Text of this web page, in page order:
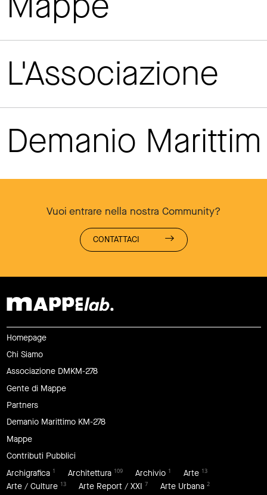
L'Associazione
Demanio
Vuoi entrare nella nostra Community?
CONTATTACI
Homepage
Chi Siamo
Associazione DMKM-278
Gente di Mappe
Partners
Demanio Marittimo KM-278
Mappe
Contributi Pubblici
Archigrafica 1 Architettura 109 Archivio 1 Arte 13
Arte / Culture 13 Arte Report / XXI 7 Arte Urbana 2